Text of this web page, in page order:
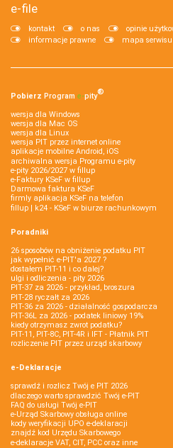
e-file
kontakt o nas opinie
informacje prawne
mapa serwisu
Pobierz Program e‑pity®
wersja dla Windows
wersja dla Mac OS
wersja dla Linux
wersja PIT przez internet online
aplikacje mobilne Android, iOS
archiwalna wersja Programu e-pity
e-pity 2026/2027 w fillup
e‑Faktury KSeF w fillup
Darmowa faktura KSeF
firmly aplikacja KSeF na telefon
fillup | k24 - KSeF w biurze rachunkowym
Poradniki
26 sposobów na obniżenie podatku PIT
jak wypełnić e-PIT'a 2027 ?
dostałem PIT-11 i co dalej?
ulgi i odliczenia - pity 2026
PIT-37 za 2026 - przykład, broszura
PIT-28 ryczałt za 2026
PIT-36 za 2026 - działalność gospodarcza
PIT-36L za 2026 - podatek liniowy 19%
kiedy otrzymasz zwrot podatku?
PIT-11, PIT-8C, PIT-4R i IFT - Płatnik PIT
rozliczenie PIT przez urząd skarbowy
e-Deklaracje
sprawdź i rozlicz Twój e PIT 2026
dlaczego warto sprawdzić Twój e-PIT
FAQ do usługi Twój e-PIT
e-Urząd Skarbowy obsługa online
kody weryfikacji UPO e-deklaracji
znajdź kod Urzędu Skarbowego
e-deklaracje VAT, CIT, PCC oraz inne